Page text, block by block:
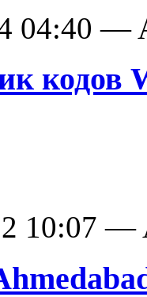
04:40 —
кодов
10:07 —